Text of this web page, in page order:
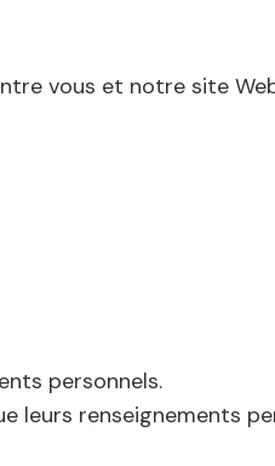
vous et notre site
personnels.
leurs renseignements